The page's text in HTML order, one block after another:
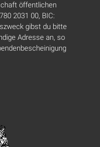
öffentlichen
2031 00, BIC:
gibst du bitte
Adresse an, so